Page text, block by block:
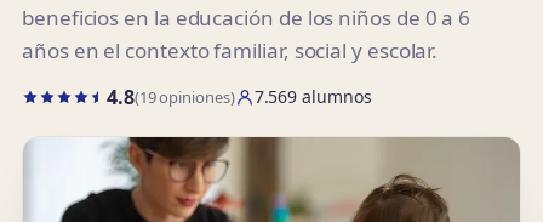
beneficios en la educación de los niños de 0 a 6
años en el contexto familiar, social y escolar.
4.8(19 opiniones) 7.569 alumnos